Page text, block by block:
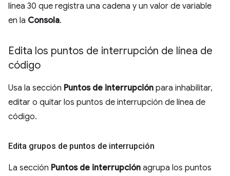
línea 30 que registra una cadena y un valor de variable
en la Consola.
Edita los puntos de interrupción de línea de
código
Usa la sección Puntos de interrupción para inhabilitar,
editar o quitar los puntos de interrupción de línea de
código.
Edita grupos de puntos de interrupción
La sección Puntos de interrupción agrupa los puntos